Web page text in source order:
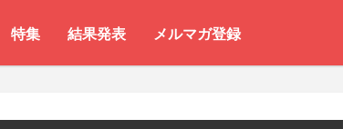
特集 結果発表 メルマガ登録